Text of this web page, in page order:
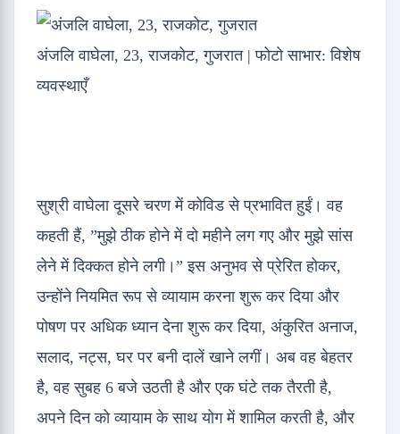
अंजलि वाघेला, 23, राजकोट, गुजरात | फोटो साभार: विशेष
व्यवस्थाएँ
सुश्री वाघेला दूसरे चरण में कोविड से प्रभावित हुईं। वह
कहती हैं, ”मुझे ठीक होने में दो महीने लग गए और मुझे सांस
लेने में दिक्कत होने लगी।” इस अनुभव से प्रेरित होकर,
उन्होंने नियमित रूप से व्यायाम करना शुरू कर दिया और
पोषण पर अधिक ध्यान देना शुरू कर दिया, अंकुरित अनाज,
सलाद, नट्स, घर पर बनी दालें खाने लगीं। अब वह बेहतर
है, वह सुबह 6 बजे उठती है और एक घंटे तक तैरती है,
अपने दिन को व्यायाम के साथ योग में शामिल करती है, और